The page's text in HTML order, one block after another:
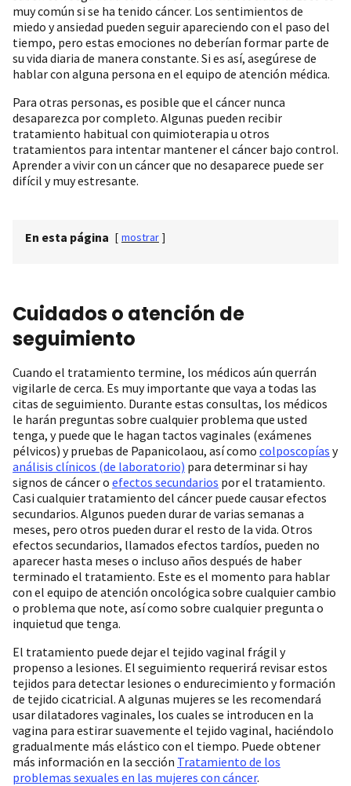
muy común si se ha tenido cáncer. Los sentimientos de
miedo y ansiedad pueden seguir apareciendo con el paso del
tiempo, pero estas emociones no deberían formar parte de
su vida diaria de manera constante. Si es así, asegúrese de
hablar con alguna persona en el equipo de atención médica.
Para otras personas, es posible que el cáncer nunca
desaparezca por completo. Algunas pueden recibir
tratamiento habitual con quimioterapia u otros
tratamientos para intentar mantener el cáncer bajo control.
Aprender a vivir con un cáncer que no desaparece puede ser
difícil y muy estresante.
En esta página [ mostrar ]
Cuidados o atención de
seguimiento
Cuando el tratamiento termine, los médicos aún querrán
vigilarle de cerca. Es muy importante que vaya a todas las
citas de seguimiento. Durante estas consultas, los médicos
le harán preguntas sobre cualquier problema que usted
tenga, y puede que le hagan tactos vaginales (exámenes
pélvicos) y pruebas de Papanicolaou, así como colposcopías y
análisis clínicos (de laboratorio) para determinar si hay
signos de cáncer o efectos secundarios por el tratamiento.
Casi cualquier tratamiento del cáncer puede causar efectos
secundarios. Algunos pueden durar de varias semanas a
meses, pero otros pueden durar el resto de la vida. Otros
efectos secundarios, llamados efectos tardíos, pueden no
aparecer hasta meses o incluso años después de haber
terminado el tratamiento. Este es el momento para hablar
con el equipo de atención oncológica sobre cualquier cambio
o problema que note, así como sobre cualquier pregunta o
inquietud que tenga.
El tratamiento puede dejar el tejido vaginal frágil y
propenso a lesiones. El seguimiento requerirá revisar estos
tejidos para detectar lesiones o endurecimiento y formación
de tejido cicatricial. A algunas mujeres se les recomendará
usar dilatadores vaginales, los cuales se introducen en la
vagina para estirar suavemente el tejido vaginal, haciéndolo
gradualmente más elástico con el tiempo. Puede obtener
más información en la sección Tratamiento de los
problemas sexuales en las mujeres con cáncer.